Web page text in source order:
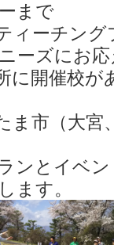
まで
ィーチング
ーズにお
に開催校が
市（大宮
ンとイベ
ます。